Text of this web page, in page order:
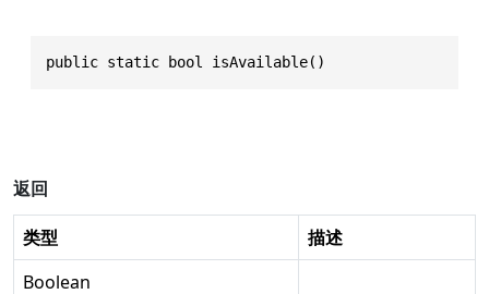
public static bool isAvailable()
返回
类型
描述
Boolean